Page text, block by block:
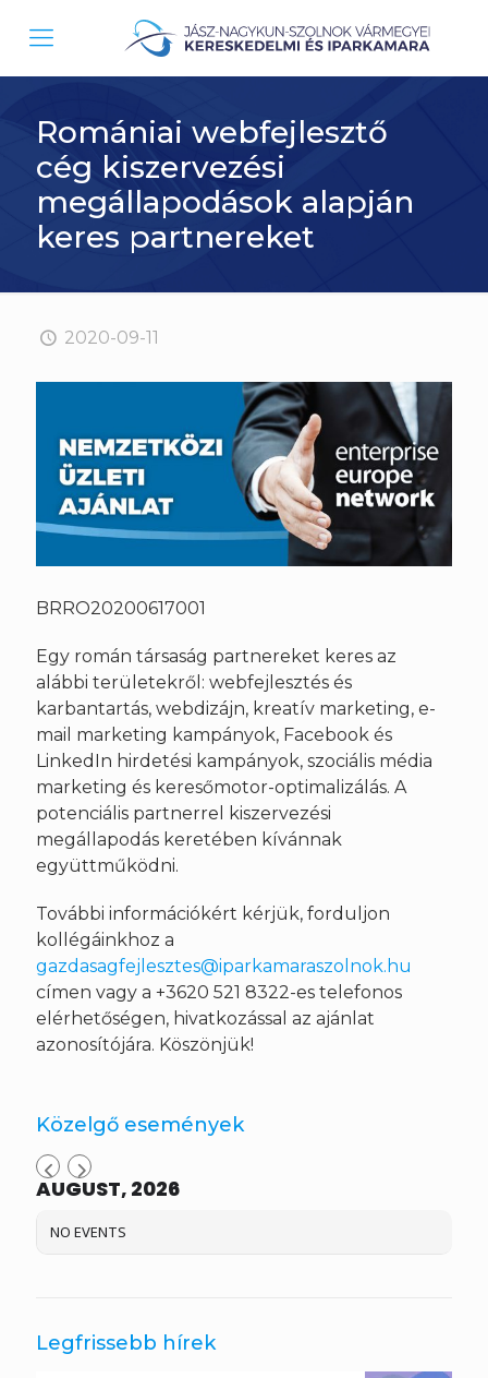
Romániai webfejlesztő
cég kiszervezési
megállapodások alapján
keres partnereket
2020-09-11
BRRO20200617001
Egy román társaság partnereket keres az
alábbi területekről: webfejlesztés és
karbantartás, webdizájn, kreatív marketing, e-
mail marketing kampányok, Facebook és
LinkedIn hirdetési kampányok, szociális média
marketing és keresőmotor-optimalizálás. A
potenciális partnerrel kiszervezési
megállapodás keretében kívánnak
együttműködni.
További információkért kérjük, forduljon
kollégáinkhoz a
gazdasagfejlesztes@iparkamaraszolnok.hu
címen vagy a +3620 521 8322-es telefonos
elérhetőségen, hivatkozással az ajánlat
azonosítójára. Köszönjük!
Közelgő események
AUGUST, 2026
NO EVENTS
Legfrissebb hírek